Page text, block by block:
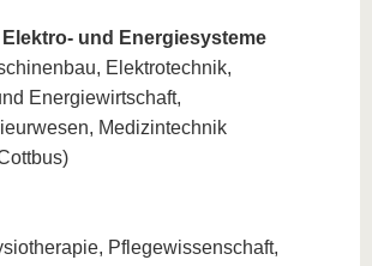
und Energiesysteme
Elektrotechnik,
Energiewirtschaft,
Medizintechnik
Pflegewissenschaft,